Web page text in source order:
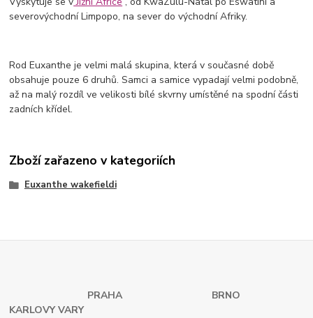
severovýchodní Limpopo, na sever do východní Afriky.
Rod Euxanthe je velmi malá skupina, která v současné době
obsahuje pouze 6 druhů. Samci a samice vypadají velmi podobně,
až na malý rozdíl ve velikosti bílé skvrny umístěné na spodní části
zadních křídel.
Zboží zařazeno v kategoriích
Euxanthe wakefieldi
PRAHA
BRNO
KARLOVY VARY